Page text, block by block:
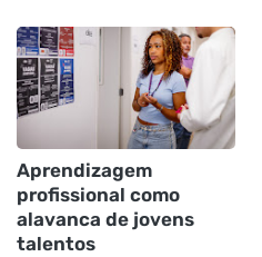
Aprendizagem
profissional como
alavanca de jovens
talentos